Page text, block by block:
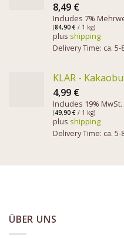
8,49 €
Includes 7%
(84,90 € / 1 kg)
plus shipping
Delivery Time: ca.
KLAR -
4,99 €
Includes 19% MwSt.
(49,90 € / 1 kg)
plus shipping
Delivery Time: ca.
ÜBER UNS